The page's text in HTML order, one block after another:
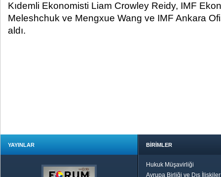
Kıdemli Ekonomisti Liam Crowley Reidy, IMF
Meleshchuk ve Mengxue Wang ve IMF Ankara
aldı.
YAYINLAR BİRİMLER
Hukuk Müşavirliği
Avrupa Birliği ve Dış